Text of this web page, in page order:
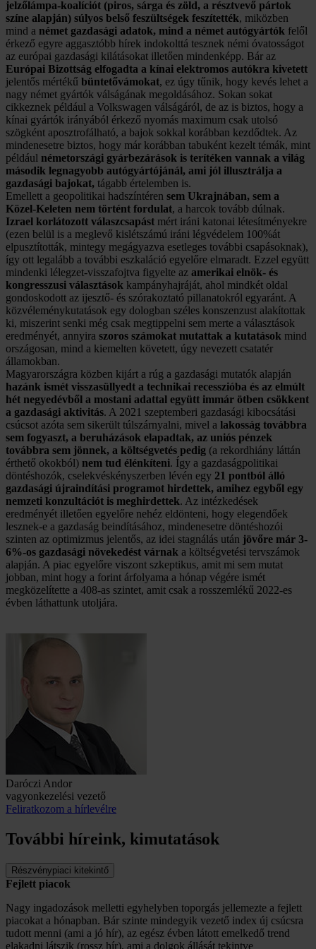
jelzőlámpa-koalíciót (piros, sárga és zöld, a résztvevő pártok
színe alapján) súlyos belső feszültségek feszítették, miközben
mind a német gazdasági adatok, mind a német autógyártók felől
érkező egyre aggasztóbb hírek indokolttá tesznek némi óvatosságot
az európai gazdasági kilátásokat illetően mindenképp. Bár az
Európai Bizottság elfogadta a kínai elektromos autókra kivetett
jelentős mértékű büntetővámokat, ez úgy tűnik, hogy kevés lehet a
nagy német gyártók válságának megoldásához. Sokan sokat
cikkeznek például a Volkswagen válságáról, de az is biztos, hogy a
kínai gyártók irányából érkező nyomás maximum csak utolsó
szögként aposztrofálható, a bajok sokkal korábban kezdődtek. Az
mindenesetre biztos, hogy már korábban tabuként kezelt témák, mint
például németországi gyárbezárások is terítéken vannak a világ
második legnagyobb autógyártójánál, ami jól illusztrálja a
gazdasági bajokat, tágabb értelemben is.
Emellett a geopolitikai hadszíntéren sem Ukrajnában, sem a
Közel-Keleten nem történt fordulat, a harcok tovább dúlnak.
Izrael korlátozott válaszcsapást mért iráni katonai létesítményekre
(ezen belül is a meglevő kislétszámú iráni légvédelem 100%át
elpusztították, mintegy megágyazva esetleges további csapásoknak),
így ott legalább a további eszkaláció egyelőre elmaradt. Ezzel együtt
mindenki lélegzet-visszafojtva figyelte az amerikai elnök- és
kongresszusi választások kampányhajráját, ahol mindkét oldal
gondoskodott az ijesztő- és szórakoztató pillanatokról egyaránt. A
közvéleménykutatások egy dologban széles konszenzust alakítottak
ki, miszerint senki még csak megtippelni sem merte a választások
eredményét, annyira szoros számokat mutattak a kutatások mind
országosan, mind a kiemelten követett, úgy nevezett csatatér
államokban.
Magyarországra közben kijárt a rúg a gazdasági mutatók alapján
hazánk ismét visszasüllyedt a technikai recesszióba és az elmúlt
hét negyedévből a mostani adattal együtt immár ötben csökkent
a gazdasági aktivitás. A 2021 szeptemberi gazdasági kibocsátási
csúcsot azóta sem sikerült túlszárnyalni, mivel a lakosság továbbra
sem fogyaszt, a beruházások elapadtak, az uniós pénzek
továbbra sem jönnek, a költségvetés pedig (a rekordhiány láttán
érthető okokból) nem tud élénkíteni. Így a gazdaságpolitikai
döntéshozók, cselekvéskényszerben lévén egy 21 pontból álló
gazdasági újraindítási programot hirdettek, amihez egyből egy
nemzeti konzultációt is meghirdettek. Az intézkedések
eredményét illetően egyelőre nehéz eldönteni, hogy elegendőek
lesznek-e a gazdaság beindításához, mindenesetre döntéshozói
szinten az optimizmus jelentős, az idei stagnálás után jövőre már 3-
6%-os gazdasági növekedést várnak a költségvetési tervszámok
alapján. A piac egyelőre viszont szkeptikus, amit mi sem mutat
jobban, mint hogy a forint árfolyama a hónap végére ismét
megközelítette a 408-as szintet, amit csak a rosszemlékű 2022-es
évben láthattunk utoljára.
Daróczi Andor
vagyonkezelési vezető
Feliratkozom a hírlevélre
További híreink, kimutatások
Részvénypiaci kitekintő
Fejlett piacok
Nagy ingadozások melletti egyhelyben toporgás jellemezte a fejlett
piacokat a hónapban. Bár szinte mindegyik vezető index új csúcsra
tudott menni (ami a jó hír), az egész évben látott emelkedő trend
elakadni látszik (rossz hír), ami a dolgok állását tekintve